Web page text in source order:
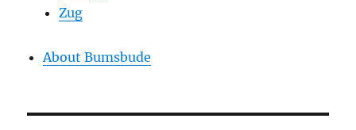
Zug
About Bumsbude